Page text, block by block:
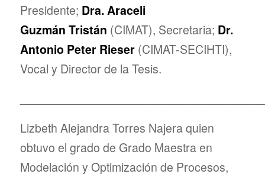
Presidente; Dra. Araceli
Guzmán Tristán (CIMAT), Secretaria; Dr.
Antonio Peter Rieser (CIMAT-SECIHTI),
Vocal y Director de la Tesis.
Lizbeth Alejandra Torres Najera quien
obtuvo el grado de Grado Maestra en
Modelación y Optimización de Procesos,